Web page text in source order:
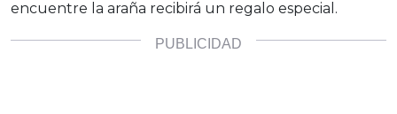
encuentre la araña recibirá un regalo especial.